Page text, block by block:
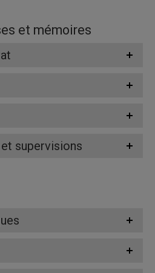
et mémoires
supervisions